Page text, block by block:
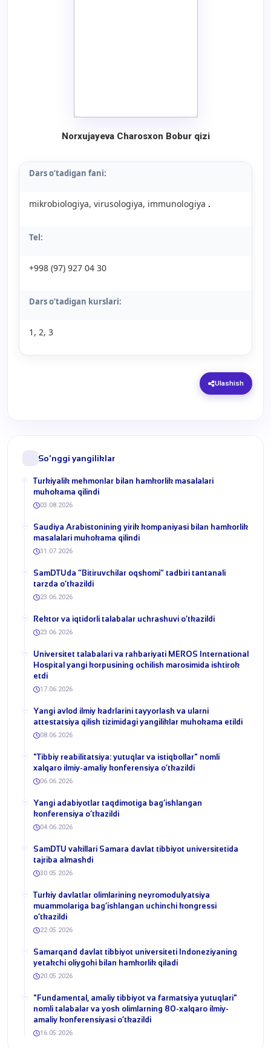
Norxujayeva Charosxon Bobur qizi
Dars o’tadigan fani:
mikrobiologiya, virusologiya, immunologiya .
Tel:
+998 (97) 927 04 30
Dars o’tadigan kurslari:
1, 2, 3
Ulashish
So'nggi yangiliklar
Turkiyalik mehmonlar bilan hamkorlik masalalari
muhokama qilindi
03.08.2026
​Saudiya Arabistonining yirik kompaniyasi bilan hamkorlik
masalalari muhokama qilindi
31.07.2026
​SamDTUda “Bitiruvchilar oqshomi” tadbiri tantanali
tarzda o‘tkazildi
23.06.2026
​Rektor va iqtidorli talabalar uchrashuvi o‘tkazildi
23.06.2026
Universitet talabalari va rahbariyati MEROS International
Hospital yangi korpusining ochilish marosimida ishtirok
etdi
17.06.2026
Yangi avlod ilmiy kadrlarini tayyorlash va ularni
attestatsiya qilish tizimidagi yangiliklar muhokama etildi
08.06.2026
​"Tibbiy reabilitatsiya: yutuqlar va istiqbollar" nomli
xalqaro ilmiy-amaliy konferensiya o‘tkazildi
06.06.2026
​Yangi adabiyotlar taqdimotiga bag‘ishlangan
konferensiya o‘tkazildi
04.06.2026
SamDTU vakillari Samara davlat tibbiyot universitetida
tajriba almashdi
30.05.2026
​Turkiy davlatlar olimlarining neyromodulyatsiya
muammolariga bag‘ishlangan uchinchi kongressi
o‘tkazildi
22.05.2026
Samarqand davlat tibbiyot universiteti Indoneziyaning
yetakchi oliygohi bilan hamkorlik qiladi
20.05.2026
​"Fundamental, amaliy tibbiyot va farmatsiya yutuqlari"
nomli talabalar va yosh olimlarning 80-xalqaro ilmiy-
amaliy konferensiyasi o‘tkazildi
16.05.2026